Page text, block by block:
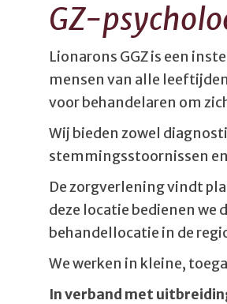
GZ-
Lionarons GGZ is een
mensen van alle
voor behandelaren om
Wij bieden zowel
stemmingsstoornissen
De zorgverlening vindt
deze locatie bedienen we
behandellocatie in de
We werken in kleine,
In verband met